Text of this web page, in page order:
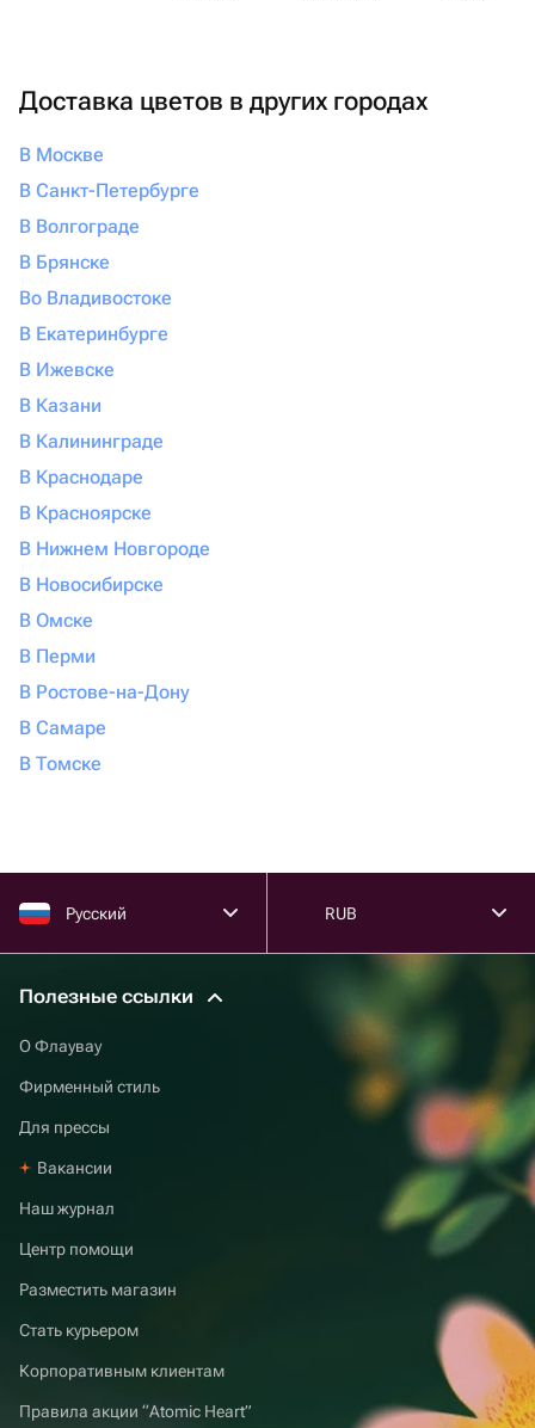
Доставка цветов в других городах
В Москве
В Санкт-Петербурге
В Волгограде
В Брянске
Во Владивостоке
В Екатеринбурге
В Ижевске
В Казани
В Калининграде
В Краснодаре
В Красноярске
В Нижнем Новгороде
В Новосибирске
В Омске
В Перми
В Ростове-на-Дону
В Самаре
В Томске
Русский RUB
Полезные ссылки
О Флаувау
Фирменный стиль
Для прессы
Вакансии
Наш журнал
Центр помощи
Разместить магазин
Стать курьером
Корпоративным клиентам
Правила акции “Atomic Heart”